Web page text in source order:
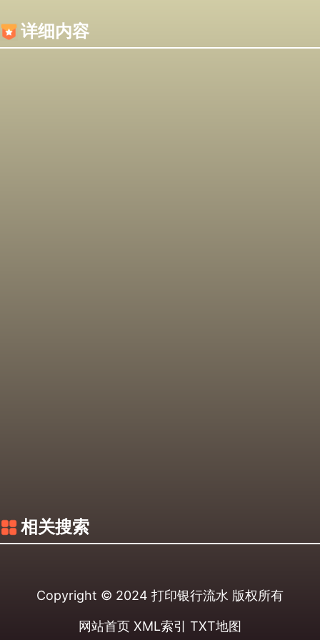
详细内容
相关搜索
Copyright © 2024 打印银行流水 版权所有
网站首页 XML索引 TXT地图